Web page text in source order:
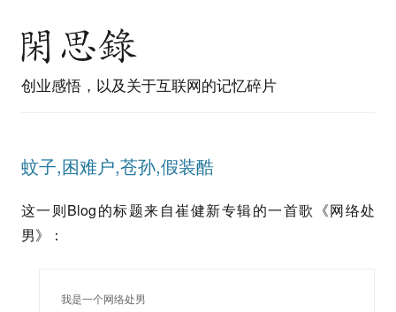
创业感悟，以及关于互联网的记忆碎片
蚊子,困难户,苍孙,假装酷
这一则Blog的标题来自崔健新专辑的一首歌《网络处
男》：
我是一个网络处男